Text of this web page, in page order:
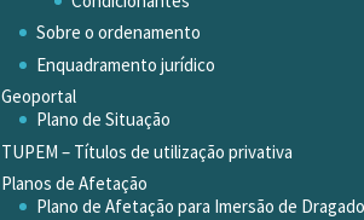
Sobre o ordenamento
Enquadramento jurídico
Geoportal
Plano de Situação
TUPEM – Títulos de utilização privativa
Planos de Afetação
Plano de Afetação para Imersão de